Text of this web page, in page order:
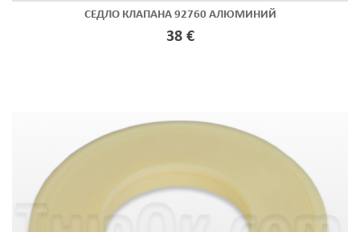
СЕДЛО КЛАПАНА 92760 АЛЮМИНИЙ
38 €